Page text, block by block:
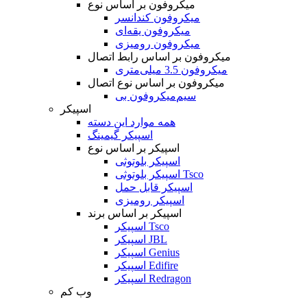
میکروفون بر اساس نوع
میکروفون کندانسر
میکروفون یقه‌ای
میکروفون رومیزی
میکروفون بر اساس رابط اتصال
میکروفون 3.5 میلی‌متری
میکروفون بر اساس نوع اتصال
میکروفون بی‌‎سیم
اسپیکر
همه موارد این دسته
اسپیکر گیمینگ
اسپیکر بر اساس نوع
اسپیکر بلوتوثی
اسپیکر بلوتوثی Tsco
اسپیکر قابل حمل
اسپیکر رومیزی
اسپیکر بر اساس برند
اسپیکر Tsco
اسپیکر JBL
اسپیکر Genius
اسپیکر Edifire
اسپیکر Redragon
وب کم